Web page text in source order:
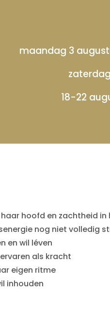
maandag 3
18-22
hoofd en zachtheid
nog niet volledig
en wil léven
als kracht
eigen ritme
inhouden